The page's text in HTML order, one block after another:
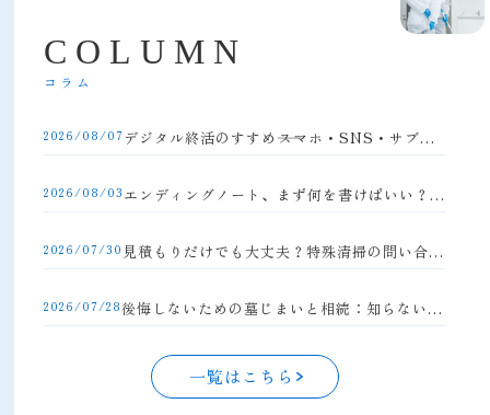
C O L U M N
コラム
2026/08/07 デジタル終活のすすめ――スマホ・SNS・サブスクの整理方法
2026/08/03 エンディングノート、まず何を書けばいい？初心者向け完全ガイド
2026/07/30 見積もりだけでも大丈夫？特殊清掃の問い合わせの流れと注意点
2026/07/28 後悔しないための墓じまいと相続：知らないと損する手続きの落とし穴
一覧はこちら